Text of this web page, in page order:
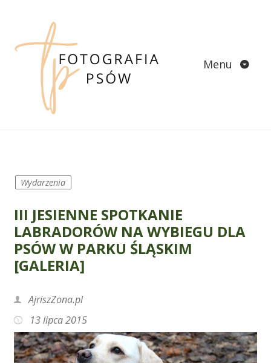
content
Menu
Wydarzenia
III JESIENNE SPOTKANIE
LABRADORÓW NA WYBIEGU DLA
PSÓW W PARKU ŚLĄSKIM
[GALERIA]
AjriszZona.pl
13 lipca 2015